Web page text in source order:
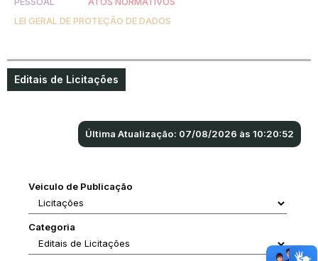
LEI GERAL DE PROTEÇÃO DE DADOS
Editais de Licitações
Última Atualização: 07/08/2026 às 10:20:52
Veiculo de Publicação
Categoria